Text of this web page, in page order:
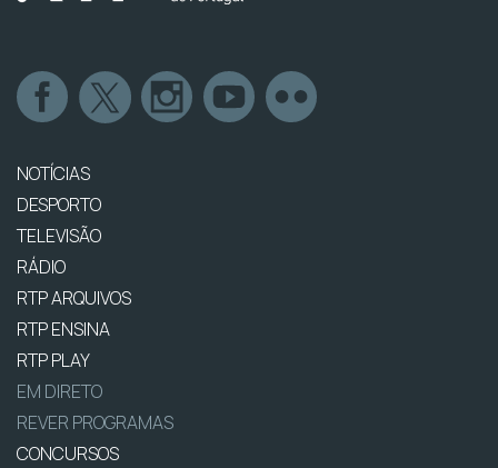
NOTÍCIAS
DESPORTO
TELEVISÃO
RÁDIO
RTP ARQUIVOS
RTP ENSINA
RTP PLAY
EM DIRETO
REVER PROGRAMAS
CONCURSOS